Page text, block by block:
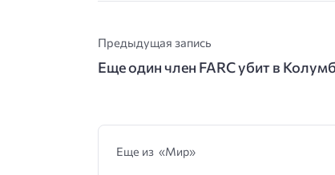
Предыдущая запись
Еще один член FARC убит в
Еще из «Мир»